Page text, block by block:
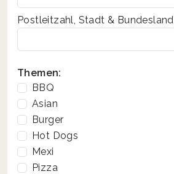
Postleitzahl, Stadt & Bundesland
Themen:
BBQ
Asian
Burger
Hot Dogs
Mexi
Pizza